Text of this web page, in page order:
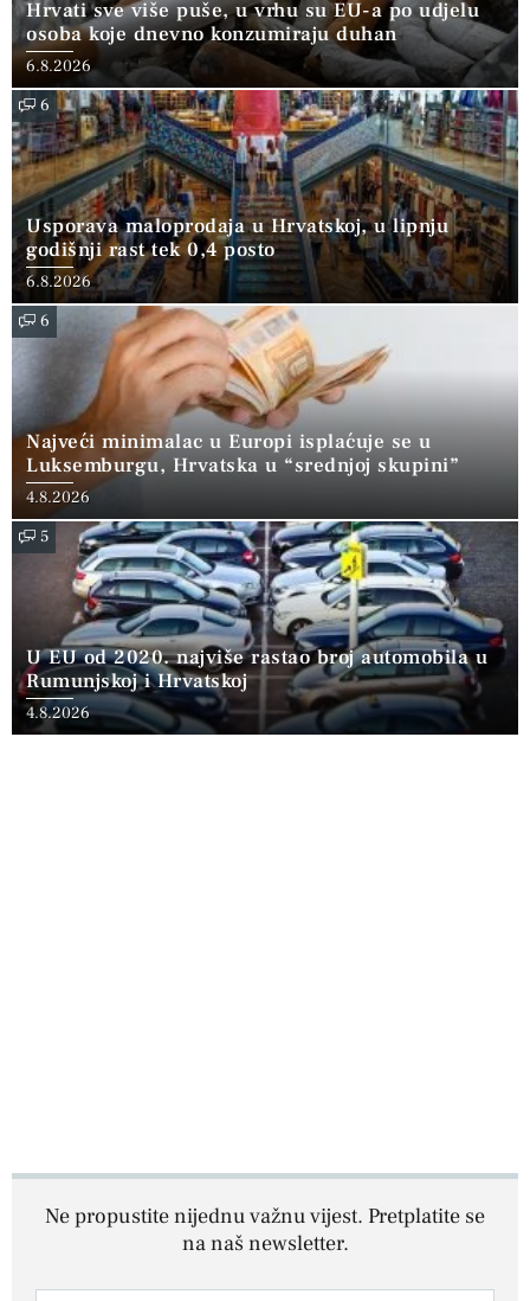
Hrvati sve više puše, u vrhu su EU-a po udjelu
osoba koje dnevno konzumiraju duhan
6.8.2026
6
Usporava maloprodaja u Hrvatskoj, u lipnju
godišnji rast tek 0,4 posto
6.8.2026
6
Najveći minimalac u Europi isplaćuje se u
Luksemburgu, Hrvatska u “srednjoj skupini”
4.8.2026
5
U EU od 2020. najviše rastao broj automobila u
Rumunjskoj i Hrvatskoj
4.8.2026
Ne propustite nijednu važnu vijest. Pretplatite se
na naš newsletter.